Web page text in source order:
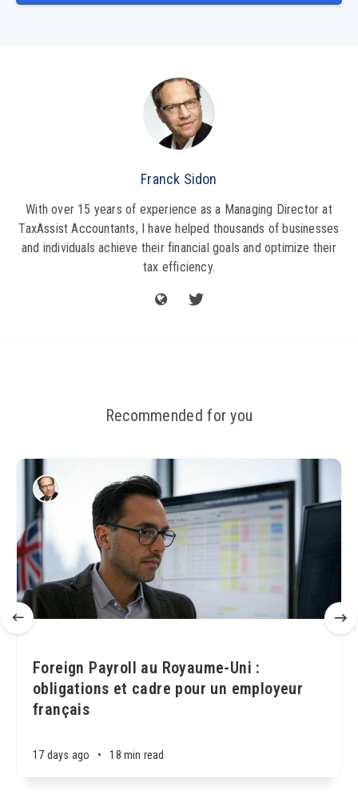
Franck Sidon
With over 15 years of experience as a Managing Director at
TaxAssist Accountants, I have helped thousands of businesses
and individuals achieve their financial goals and optimize their
tax efficiency.
Recommended for you
Foreign Payroll au Royaume-Uni :
obligations et cadre pour un employeur
français
17 days ago • 18 min read